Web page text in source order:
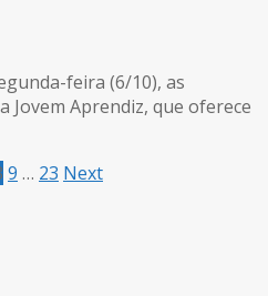
feira (6/10), as
Jovem Aprendiz, que oferece
9 … 23 Next